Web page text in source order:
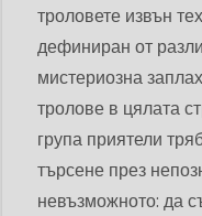
троловете извън
дефиниран от
мистериозна
тролове в цялата
група приятели
търсене през
невъзможното: да